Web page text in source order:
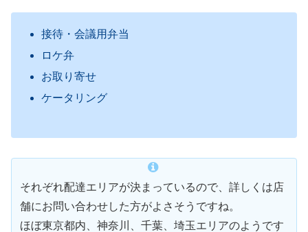
接待・会議用弁当
ロケ弁
お取り寄せ
ケータリング
それぞれ配達エリアが決まっているので、詳しくは店
舗にお問い合わせした方がよさそうですね。
ほぼ東京都内、神奈川、千葉、埼玉エリアのようです